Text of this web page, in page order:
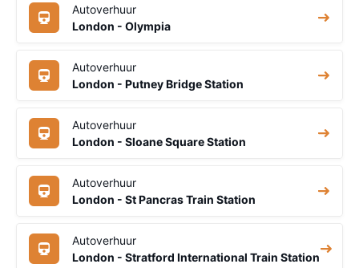
Autoverhuur
London - Olympia
Autoverhuur
London - Putney Bridge Station
Autoverhuur
London - Sloane Square Station
Autoverhuur
London - St Pancras Train Station
Autoverhuur
London - Stratford International Train Station